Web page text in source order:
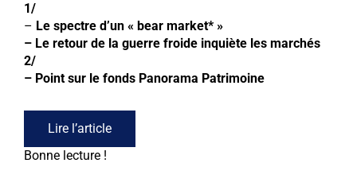
1/
– Le spectre d’un « bear market* »
– Le retour de la guerre froide inquiète les marchés
2/
– Point sur le fonds Panorama Patrimoine
Lire l’article
Bonne lecture !